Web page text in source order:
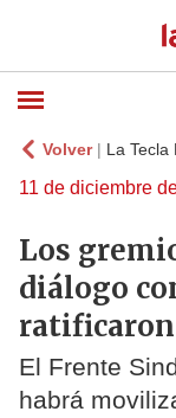
Volver| La Tecla
11 de diciembre
Los
diálogo
ratificaron
El Frente
habrá